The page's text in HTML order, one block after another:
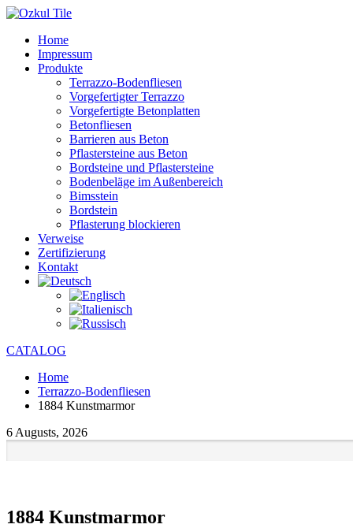
Home
Impressum
Produkte
Terrazzo-Bodenfliesen
Vorgefertigter Terrazzo
Vorgefertigte Betonplatten
Betonfliesen
Barrieren aus Beton
Pflastersteine aus Beton
Bordsteine und Pflastersteine
Bodenbeläge im Außenbereich
Bimsstein
Bordstein
Pflasterung blockieren
Verweise
Zertifizierung
Kontakt
CATALOG
Home
Terrazzo-Bodenfliesen
1884 Kunstmarmor
6 Augusts, 2026
1884 Kunstmarmor